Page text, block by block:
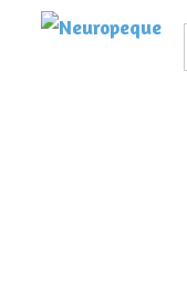
Saltar